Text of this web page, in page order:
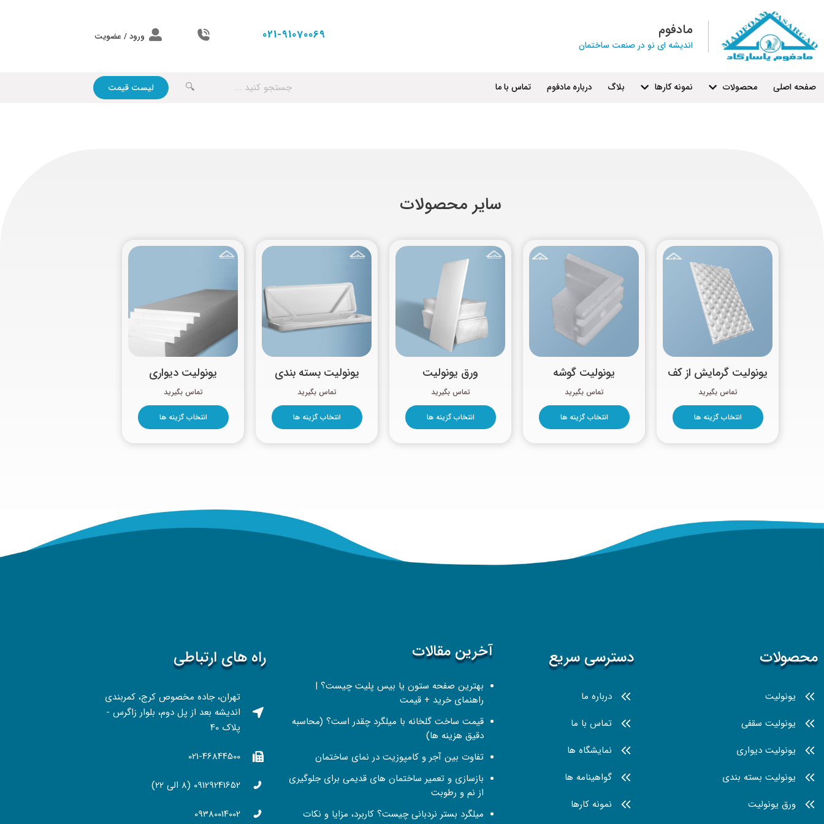
مادفوم
اندیشه ای نو در صنعت ساختمان
021-91070069 ورود / عضویت
صفحه اصلی محصولات نمونه کارها بلاگ درباره مادفوم تماس با ما 🔍 لیست قیمت
سایر محصولات
یونولیت گرمایش از کف
انتخاب گزینه ها
یونولیت گوشه
انتخاب گزینه ها
ورق یونولیت
انتخاب گزینه ها
یونولیت بسته بندی
انتخاب گزینه ها
یونولیت دیواری
انتخاب گزینه ها
محصولات
یونولیت
یونولیت سقفی
یونولیت دیواری
یونولیت بسته بندی
ورق یونولیت
دسترسی سریع
درباره ما
تماس با ما
نمایشگاه ها
گواهینامه ها
نمونه کارها
آخرین مقالات
بهترین صفحه ستون یا بیس پلیت چیست؟ |
راهنمای خرید + قیمت
قیمت ساخت گلخانه با میلگرد چقدر است؟ (محاسبه
دقیق هزینه ها)
تفاوت بین آجر و کامپوزیت در نمای ساختمان
بازسازی و تعمیر ساختمان‌ های قدیمی برای جلوگیری
از نم و رطوبت
میلگرد بستر نردبانی چیست؟ کاربرد، مزایا و نکات
راه های ارتباطی
تهران، جاده مخصوص کرج، کمربندی
اندیشه بعد از پل دوم، بلوار زاگرس -
پلاک 40
021-46844500
09129241652 (۸ الی ۲۲)
09380014002